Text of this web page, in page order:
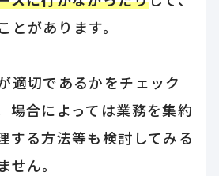
とがあります。
適切であるかをチェック
場合によっては業務を集約
する方法等も検討してみる
せん。